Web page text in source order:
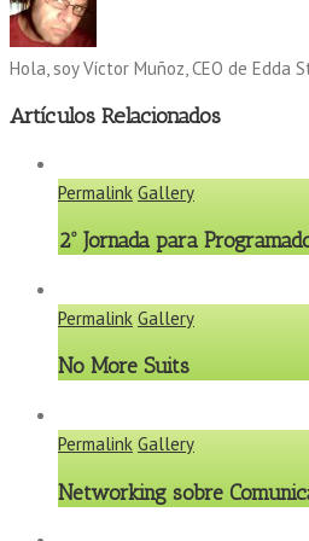
Hola, soy Víctor Muñoz, CEO de
Artículos Relacionados
Permalink Gallery
2º Jornada para
Permalink Gallery
No More Suits
Permalink Gallery
Networking sobre